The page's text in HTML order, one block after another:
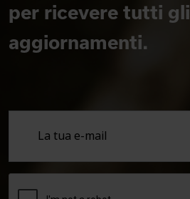
per ricevere tutti gli
aggiornamenti.